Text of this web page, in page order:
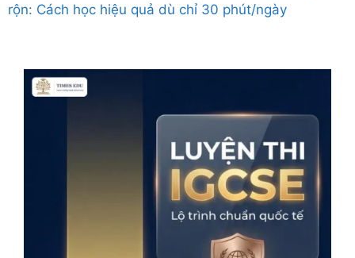
rộn: Cách học hiệu quả dù chỉ 30 phút/ngày